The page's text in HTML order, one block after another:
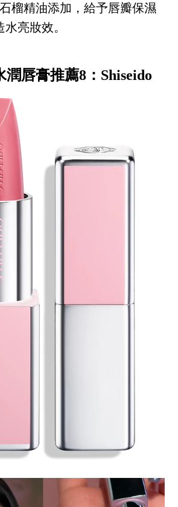
榴精油添加，給予唇瓣保濕
亮妝效。
潤唇膏推薦8：Shiseido